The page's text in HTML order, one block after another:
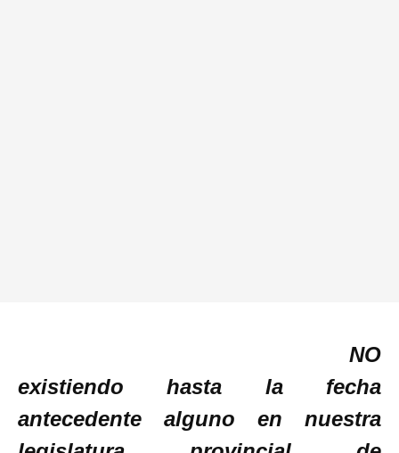
NO
existiendo hasta la fecha
antecedente alguno en nuestra